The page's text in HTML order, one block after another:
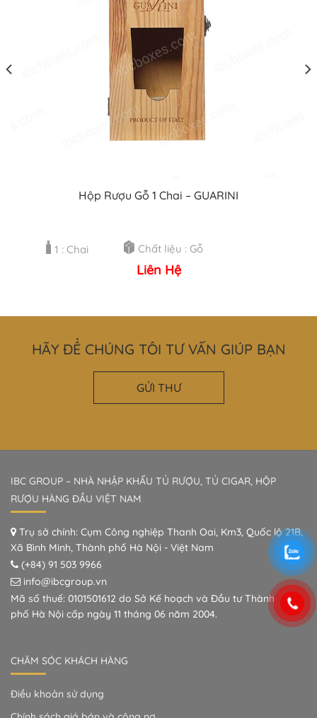
Hộp Rượu Gỗ 1 Chai – GUARINI
1 : Chai Chất liệu : Gỗ
Liên Hệ
HÃY ĐỂ CHÚNG TÔI TƯ VẤN GIÚP BẠN
GỬI THƯ
IBC GROUP – NHÀ NHẬP KHẨU TỦ RƯỢU, TỦ CIGAR, HỘP
RƯỢU HÀNG ĐẦU VIỆT NAM
Trụ sở chính: Cụm Công nghiệp Thanh Oai, Km3, Quốc lộ 21B,
Xã Bình Minh, Thành phố Hà Nội - Việt Nam
(+84) 91 503 9966
info@ibcgroup.vn
Mã số thuế: 0101501612 do Sở Kế hoạch và Đầu tư Thành
phố Hà Nội cấp ngày 11 tháng 06 năm 2004.
CHĂM SÓC KHÁCH HÀNG
Điều khoản sử dụng